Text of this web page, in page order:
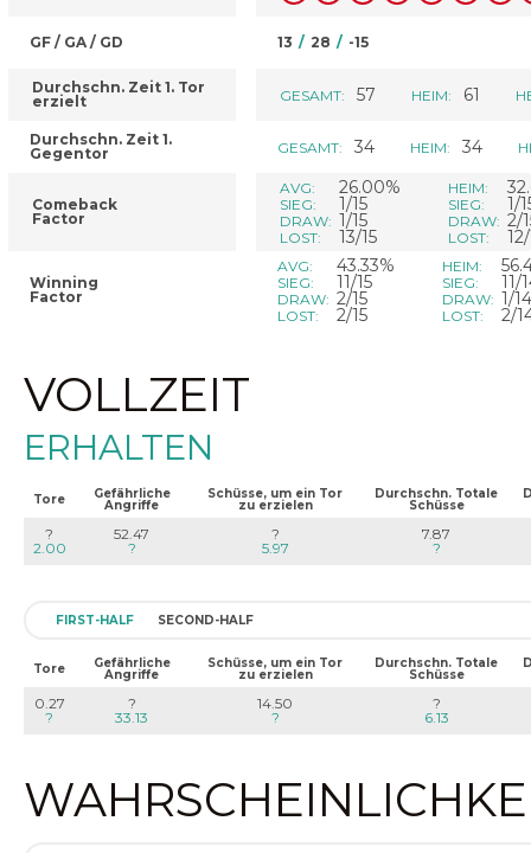
GF / GA / GD
Durchschn. Zeit 1. Tor
erzielt
Durchschn. Zeit 1.
Gegentor
Comeback
Factor
Winning
Factor
13 / 28 / -15
GESAMT: 57 HEIM: 61
GESAMT: 34 HEIM: 34
AVG: 26.00%
SIEG: 1/15
DRAW: 1/15
LOST: 13/15
HEIM:
SIEG: 1/
DRAW: 2/
LOST:
AVG: 43.33%
SIEG: 11/15
DRAW: 2/15
LOST: 2/15
HEIM:
SIEG: 11/
DRAW: 1/14
LOST: 2/
VOLLZEIT
ERHALTEN
Tore Gefährliche
Angriffe
Schüsse, um ein Tor
zu erzielen
Durchschn. Totale
Schüsse
?
2.00
52.47
?
?
5.97
7.87
?
FIRST-HALF SECOND-HALF
Tore Gefährliche
Angriffe
Schüsse, um ein Tor
zu erzielen
Durchschn. Totale
Schüsse
0.27
?
?
33.13
14.50
?
?
6.13